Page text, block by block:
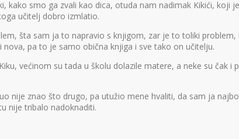
kako smo ga zvali kao dica, otuda nam nadimak Kikići, koji
učitelj dobro izmlatio.
šta sam ja to napravio s knjigom, zar je to toliki
pa to je samo obična knjiga i sve tako on učitelju.
većinom su tada u školu dolazile matere, a neke su čak i
nije znao što drugo, pa utužio mene hvaliti, da sam ja
nije tribalo nadoknaditi.